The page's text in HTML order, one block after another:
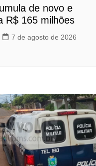
de novo e
R$ 165 milhões
7 de agosto de 2026